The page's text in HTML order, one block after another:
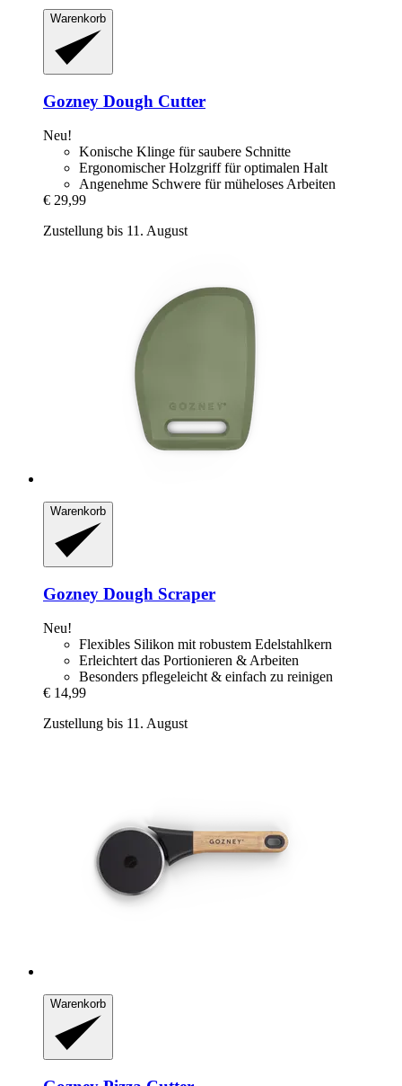
Warenkorb
Gozney Dough Cutter
Neu!
Konische Klinge für saubere Schnitte
Ergonomischer Holzgriff für optimalen Halt
Angenehme Schwere für müheloses Arbeiten
€ 29,99
Zustellung bis 11. August
Warenkorb
Gozney Dough Scraper
Neu!
Flexibles Silikon mit robustem Edelstahlkern
Erleichtert das Portionieren & Arbeiten
Besonders pflegeleicht & einfach zu reinigen
€ 14,99
Zustellung bis 11. August
Warenkorb